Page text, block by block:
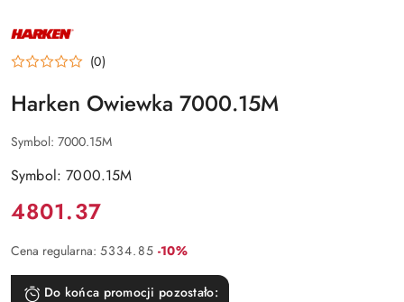
NAZWA
PRODUCENTA:
HARKEN (0)
Harken Owiewka 7000.15M
Symbol: 7000.15M
Symbol: 7000.15M
Cena:
4801.37
Cena regularna: 5334.85 Rabat:
-10%
Do końca promocji pozostało: